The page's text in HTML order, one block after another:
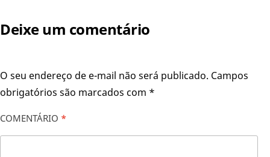
Deixe um comentário
O seu endereço de e-mail não será publicado. Campos
obrigatórios são marcados com *
COMENTÁRIO *